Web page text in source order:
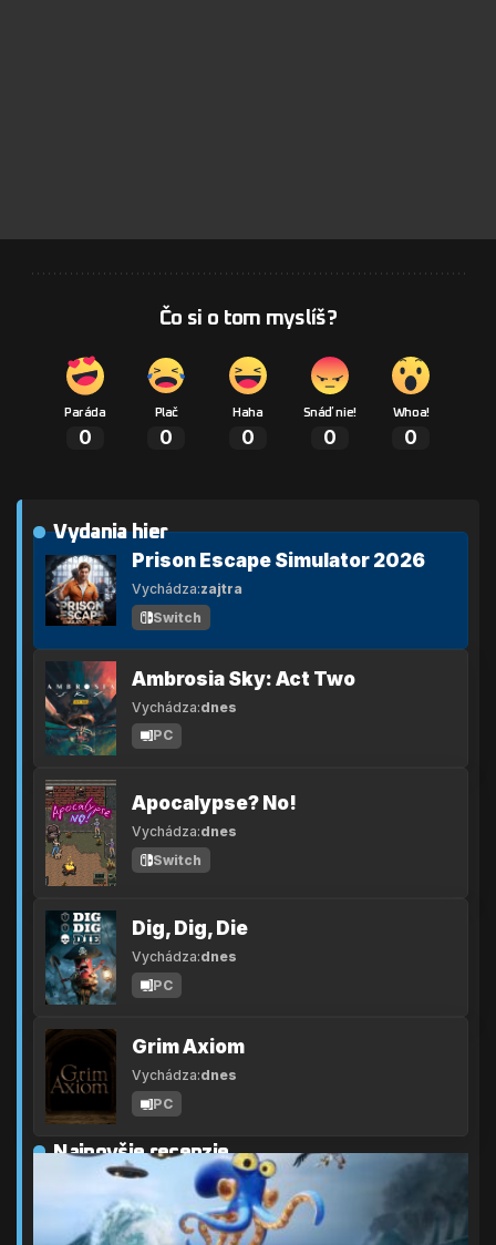
Čo si o tom myslíš?
Paráda
0
Plač
0
Haha
0
Snáď nie!
0
Whoa!
0
Vydania hier
Prison Escape Simulator 2026
Vychádza:zajtra
Switch
Ambrosia Sky: Act Two
Vychádza:dnes
PC
Apocalypse? No!
Vychádza:dnes
Switch
Dig, Dig, Die
Vychádza:dnes
PC
Grim Axiom
Vychádza:dnes
PC
Najnovšie recenzie